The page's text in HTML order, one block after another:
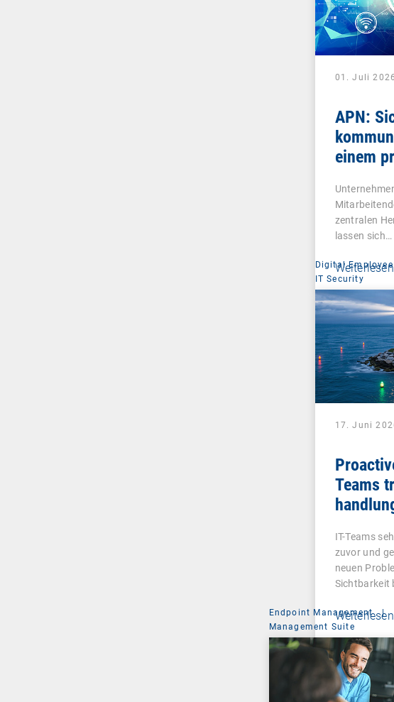
01. Juli
APN:
einem
zentralen
lassen sich…
Weiterlesen
Digital
IT Security
17. Juni
Teams
IT-Teams
zuvor und
neuen
Sichtbarkeit
Weiterlesen
Endpoint Management
|
Management Suite